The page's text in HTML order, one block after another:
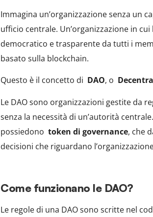
Immagina un’organizzazione senza un
ufficio centrale. Un’organizzazione in
democratico e trasparente da tutti i
basato sulla blockchain.
Questo è il concetto di DAO, o
Le DAO sono organizzazioni gestite da
senza la necessità di un’autorità
possiedonotoken di governance, che
decisioni che riguardano
Come funzionano le DAO?
Le regole di una DAO sono scritte nel